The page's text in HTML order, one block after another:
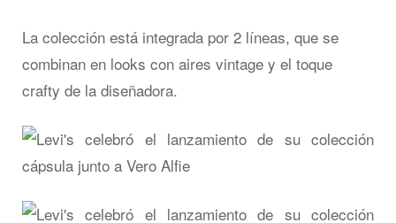
La colección está integrada por 2 líneas, que se
combinan en looks con aires vintage y el toque
crafty de la diseñadora.